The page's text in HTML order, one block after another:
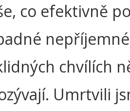
co efektivně
chvílích
Umrtvili